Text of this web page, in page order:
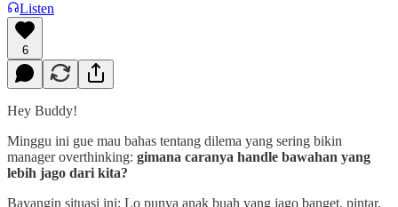
Listen
6
Hey Buddy!
Minggu ini gue mau bahas tentang dilema yang sering bikin
manager overthinking: gimana caranya handle bawahan yang
lebih jago dari kita?
Bayangin situasi ini: Lo punya anak buah yang jago banget, pintar,